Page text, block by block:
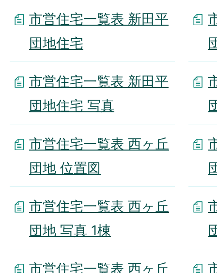
市営住宅一覧表 新田平
団地住宅
市営住宅一覧表 新田平
団地住宅 写真
市営住宅一覧表 西ヶ丘
団地 位置図
市営住宅一覧表 西ヶ丘
団地 写真 1棟
市営住宅一覧表 西ヶ丘